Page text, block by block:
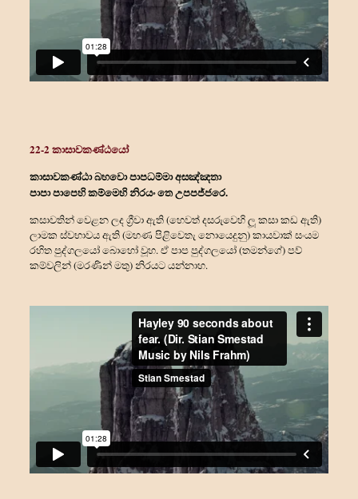
22-2 කාසාවකණ්ඨයෝ
කාසාවකණ්ඨා බහවො පාපධම්මා අසඤ්ඤතා
පාපා පාපෙහි කම්මෙහි නිරයං තෙ උපපජ්ජරෙ.
කසාවතින් වෙළන ලද ග්‍රීවා ඇති (හෙවත් දසරුවෙහි ලූ කසා කඩ ඇති)
ලාමක ස්වභාවය ඇති (මහණ පිළිවෙතැ නොයෙදුනු) කායවාක් සංයම
රහිත පුද්ගලයෝ බොහෝ වූහ. ඒ පාප පුද්ගලයෝ (තමන්ගේ) පව්
කම්වලින් (මරණින් මතු) නිරයට යන්නාහ.